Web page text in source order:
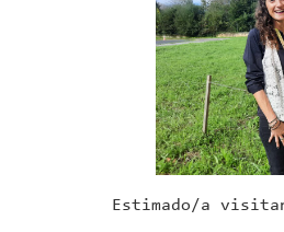
Estimado/a